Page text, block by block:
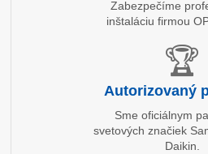
Zabezpečíme
inštaláciu firmou
🏆
Autorizovaný
Sme oficiálnym
svetových značiek
Daikin.